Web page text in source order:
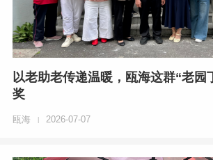
以老助老传递温暖，瓯海这群“老园
奖
瓯海 | 2026-07-07